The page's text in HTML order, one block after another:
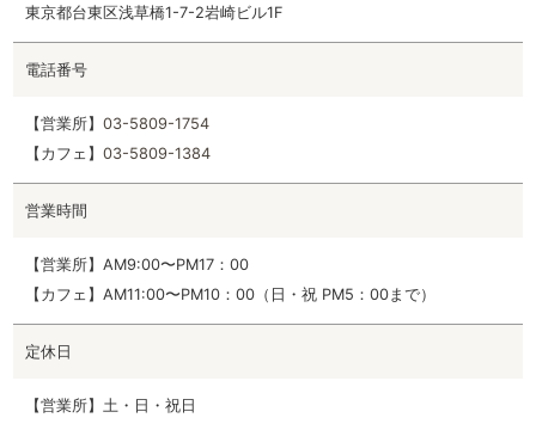
東京都台東区浅草橋1-7-2岩崎ビル1F
電話番号
【営業所】 03-5809-1754
【カフェ】 03-5809-1384
営業時間
【営業所】AM9:00〜PM17：00
【カフェ】AM11:00〜PM10：00（日・祝 PM5：00まで）
定休日
【営業所】土・日・祝日